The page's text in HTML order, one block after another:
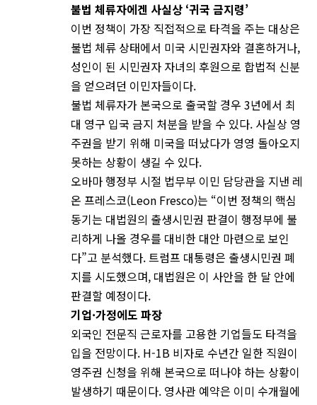
불법 체류자에겐 사실상 ‘귀국 금지령’
이번 정책이 가장 직접적으로 타격을 주는 대상은
불법 체류 상태에서 미국 시민권자와 결혼하거나,
성인이 된 시민권자 자녀의 후원으로 합법적 신분
을 얻으려던 이민자들이다.
불법 체류자가 본국으로 출국할 경우 3년에서 최
대 영구 입국 금지 처분을 받을 수 있다. 사실상 영
주권을 받기 위해 미국을 떠났다가 영영 돌아오지
못하는 상황이 생길 수 있다.
오바마 행정부 시절 법무부 이민 담당관을 지낸 레
온 프레스코(Leon Fresco)는 “이번 정책의 핵심
동기는 대법원의 출생시민권 판결이 행정부에 불
리하게 나올 경우를 대비한 대안 마련으로 보인
다”고 분석했다. 트럼프 대통령은 출생시민권 폐
지를 시도했으며, 대법원은 이 사안을 한 달 안에
판결할 예정이다.
기업·가정에도 파장
외국인 전문직 근로자를 고용한 기업들도 타격을
입을 전망이다. H-1B 비자로 수년간 일한 직원이
영주권 신청을 위해 본국으로 떠나야 하는 상황이
발생하기 때문이다. 영사관 예약은 이미 수개월에